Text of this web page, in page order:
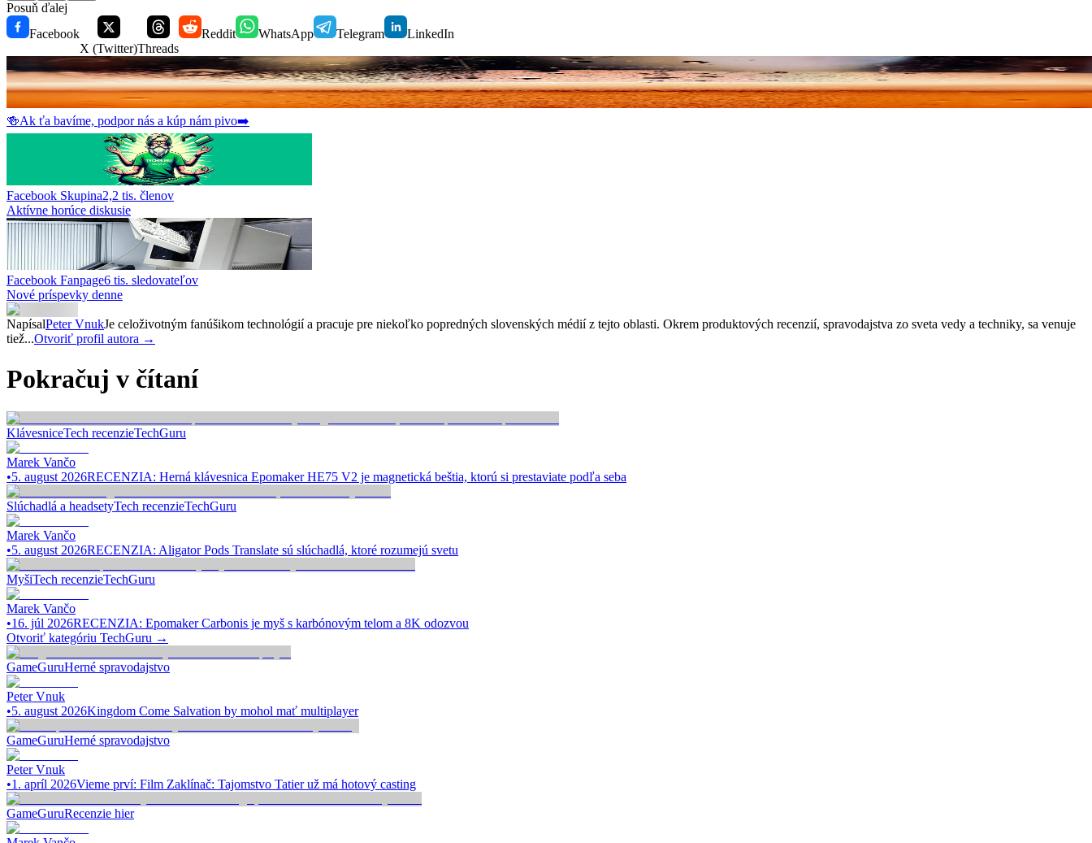
Posuň ďalej
Facebook
X (Twitter)Threads
Reddit WhatsApp Telegram LinkedIn
🍻Ak ťa bavíme, podpor nás a kúp nám pivo➡️
Facebook Skupina2,2 tis. členov
Aktívne horúce diskusie
Facebook Fanpage6 tis. sledovateľov
Nové príspevky denne
NapísalPeter VnukJe celoživotným fanúšikom technológií a pracuje pre niekoľko popredných slovenských médií z tejto oblasti. Okrem produktových recenzií, spravodajstva zo sveta vedy a techniky, sa venuje
tiež...Otvoriť profil autora →
Pokračuj v čítaní
KlávesniceTech recenzieTechGuru
Marek Vančo
•5. august 2026RECENZIA: Herná klávesnica Epomaker HE75 V2 je magnetická beštia, ktorú si prestaviate podľa seba
Slúchadlá a headsetyTech recenzieTechGuru
Marek Vančo
•5. august 2026RECENZIA: Aligator Pods Translate sú slúchadlá, ktoré rozumejú svetu
MyšiTech recenzieTechGuru
Marek Vančo
•16. júl 2026RECENZIA: Epomaker Carbonis je myš s karbónovým telom a 8K odozvou
Otvoriť kategóriu TechGuru →
GameGuruHerné spravodajstvo
Peter Vnuk
•5. august 2026Kingdom Come Salvation by mohol mať multiplayer
GameGuruHerné spravodajstvo
Peter Vnuk
•1. apríl 2026Vieme prví: Film Zaklínač: Tajomstvo Tatier už má hotový casting
GameGuruRecenzie hier